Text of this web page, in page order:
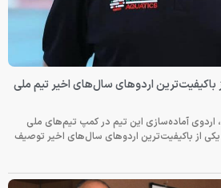
باکیفیت‌ترین اردوهای سال‌های اخیر تیم ملی
اردوی آماده‌سازی این تیم در کمپ تیم‌های ملی
از باکیفیت‌ترین اردوهای سال‌های اخیر توصیف